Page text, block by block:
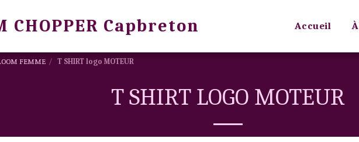
CHOPPER Capbreton Accueil
FEMME T SHIRT logo MOTEUR
T SHIRT LOGO MOTEUR